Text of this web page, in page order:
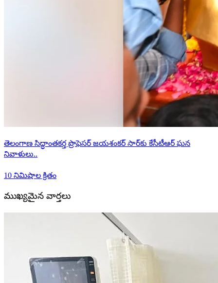
తెలంగాణ సిద్ధాంతకర్త ప్రొఫెసర్ జయశంకర్ సార్‌కు కేసీటీఆర్ ఘన
నివాళులు..
10 నిమిషాల క్రితం
ముఖ్యమైన వార్తలు